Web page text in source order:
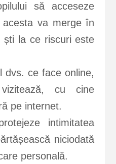
să acceseze
acesta va merge în
la ce riscuri este
dvs. ce face online,
cu cine
pe internet.
intimitatea
niciodată
personală.